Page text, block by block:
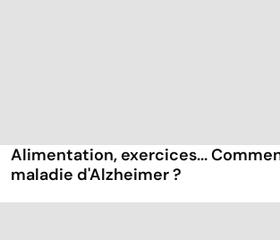
Alimentation, exercices...
maladie d'Alzheimer ?